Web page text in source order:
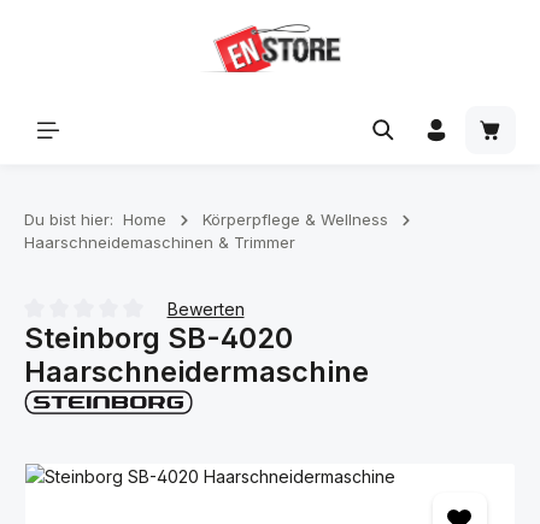
Du bist hier: Home
Körperpflege & Wellness
Haarschneidemaschinen & Trimmer
Durchschnittliche Bewertung von 0 von 5 Sternen
Bewerten
Steinborg SB-4020
Haarschneidermaschine
Bildergalerie überspringen